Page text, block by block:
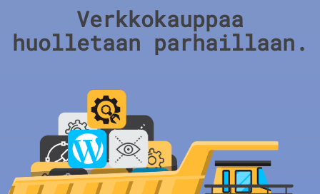
Verkkokauppaa
huolletaan parhaillaan.